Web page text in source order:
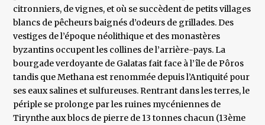
citronniers, de vignes, et où se succèdent de petits villages
blancs de pêcheurs baignés d’odeurs de grillades. Des
vestiges de l’époque néolithique et des monastères
byzantins occupent les collines de l’arrière-pays. La
bourgade verdoyante de Galatas fait face à l’île de Pôros
tandis que Methana est renommée depuis l’Antiquité pour
ses eaux salines et sulfureuses. Rentrant dans les terres, le
périple se prolonge par les ruines mycéniennes de
Tirynthe aux blocs de pierre de 13 tonnes chacun (13ème